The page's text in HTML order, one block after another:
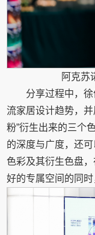
阿克苏
分享过程中，
流家居设计趋势，
粉”衍生出来的三个
的深度与广度，还
色彩及其衍生色盘
好的专属空间的同时